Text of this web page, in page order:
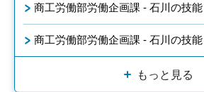
商工労働部労働企画課 - 石川の技能
商工労働部労働企画課 - 石川の技能
もっと見る